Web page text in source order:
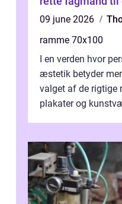
09 june 2026
ramme 70x100
I en verden hvor
æstetik betyder
valget af de rigtige
plakater og